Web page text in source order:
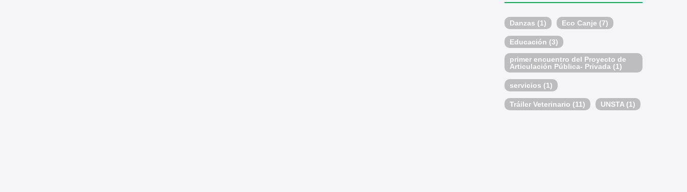
Danzas (1) Eco Canje (7)
Educación (3)
primer encuentro del Proyecto de
Articulación Pública- Privada (1)
servicios (1)
Tráiler Veterinario (11) UNSTA (1)